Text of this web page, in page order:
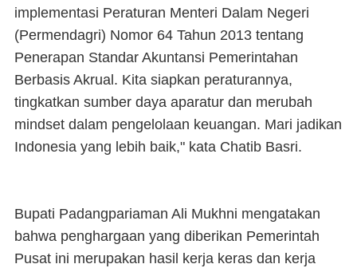
implementasi Peraturan Menteri Dalam Negeri
(Permendagri) Nomor 64 Tahun 2013 tentang
Penerapan Standar Akuntansi Pemerintahan
Berbasis Akrual. Kita siapkan peraturannya,
tingkatkan sumber daya aparatur dan merubah
mindset dalam pengelolaan keuangan. Mari jadikan
Indonesia yang lebih baik," kata Chatib Basri.
Bupati Padangpariaman Ali Mukhni mengatakan
bahwa penghargaan yang diberikan Pemerintah
Pusat ini merupakan hasil kerja keras dan kerja